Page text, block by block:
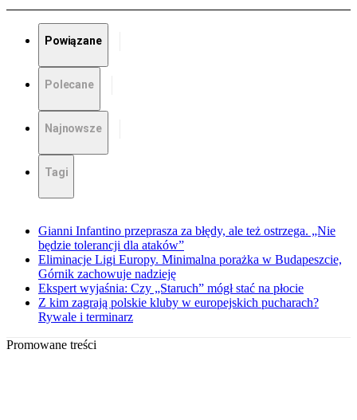
Powiązane
Polecane
Najnowsze
Tagi
Gianni Infantino przeprasza za błędy, ale też ostrzega. „Nie
będzie tolerancji dla ataków”
Eliminacje Ligi Europy. Minimalna porażka w Budapeszcie,
Górnik zachowuje nadzieję
Ekspert wyjaśnia: Czy „Staruch” mógł stać na płocie
Z kim zagrają polskie kluby w europejskich pucharach?
Rywale i terminarz
Promowane treści